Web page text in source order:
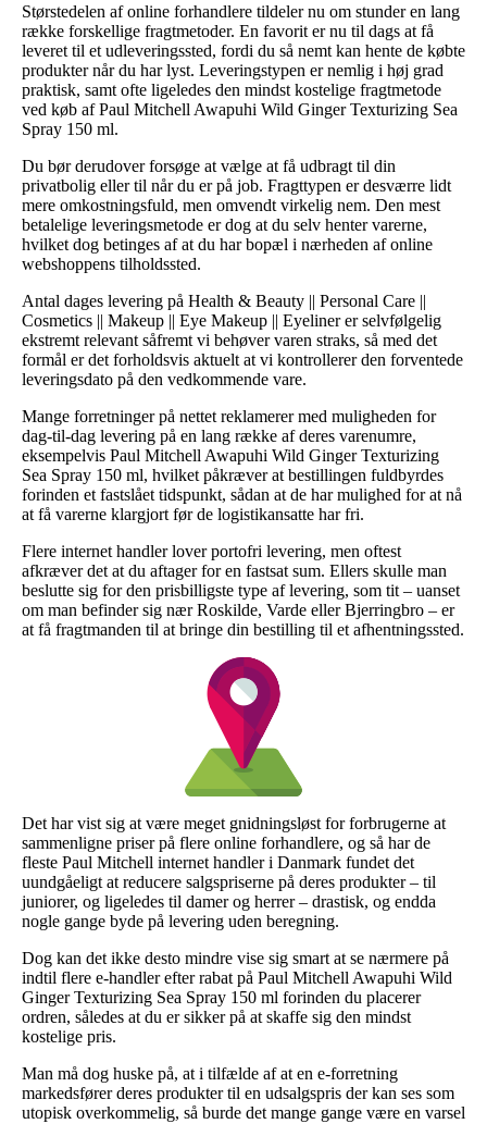
Størstedelen af online forhandlere tildeler nu om stunder en lang
række forskellige fragtmetoder. En favorit er nu til dags at få
leveret til et udleveringssted, fordi du så nemt kan hente de købte
produkter når du har lyst. Leveringstypen er nemlig i høj grad
praktisk, samt ofte ligeledes den mindst kostelige fragtmetode
ved køb af Paul Mitchell Awapuhi Wild Ginger Texturizing Sea
Spray 150 ml.
Du bør derudover forsøge at vælge at få udbragt til din
privatbolig eller til når du er på job. Fragttypen er desværre lidt
mere omkostningsfuld, men omvendt virkelig nem. Den mest
betalelige leveringsmetode er dog at du selv henter varerne,
hvilket dog betinges af at du har bopæl i nærheden af online
webshoppens tilholdssted.
Antal dages levering på Health & Beauty || Personal Care ||
Cosmetics || Makeup || Eye Makeup || Eyeliner er selvfølgelig
ekstremt relevant såfremt vi behøver varen straks, så med det
formål er det forholdsvis aktuelt at vi kontrollerer den forventede
leveringsdato på den vedkommende vare.
Mange forretninger på nettet reklamerer med muligheden for
dag-til-dag levering på en lang række af deres varenumre,
eksempelvis Paul Mitchell Awapuhi Wild Ginger Texturizing
Sea Spray 150 ml, hvilket påkræver at bestillingen fuldbyrdes
forinden et fastslået tidspunkt, sådan at de har mulighed for at nå
at få varerne klargjort før de logistikansatte har fri.
Flere internet handler lover portofri levering, men oftest
afkræver det at du aftager for en fastsat sum. Ellers skulle man
beslutte sig for den prisbilligste type af levering, som tit – uanset
om man befinder sig nær Roskilde, Varde eller Bjerringbro – er
at få fragtmanden til at bringe din bestilling til et afhentningssted.
Det har vist sig at være meget gnidningsløst for forbrugerne at
sammenligne priser på flere online forhandlere, og så har de
fleste Paul Mitchell internet handler i Danmark fundet det
uundgåeligt at reducere salgspriserne på deres produkter – til
juniorer, og ligeledes til damer og herrer – drastisk, og endda
nogle gange byde på levering uden beregning.
Dog kan det ikke desto mindre vise sig smart at se nærmere på
indtil flere e-handler efter rabat på Paul Mitchell Awapuhi Wild
Ginger Texturizing Sea Spray 150 ml forinden du placerer
ordren, således at du er sikker på at skaffe sig den mindst
kostelige pris.
Man må dog huske på, at i tilfælde af at en e-forretning
markedsfører deres produkter til en udsalgspris der kan ses som
utopisk overkommelig, så burde det mange gange være en varsel